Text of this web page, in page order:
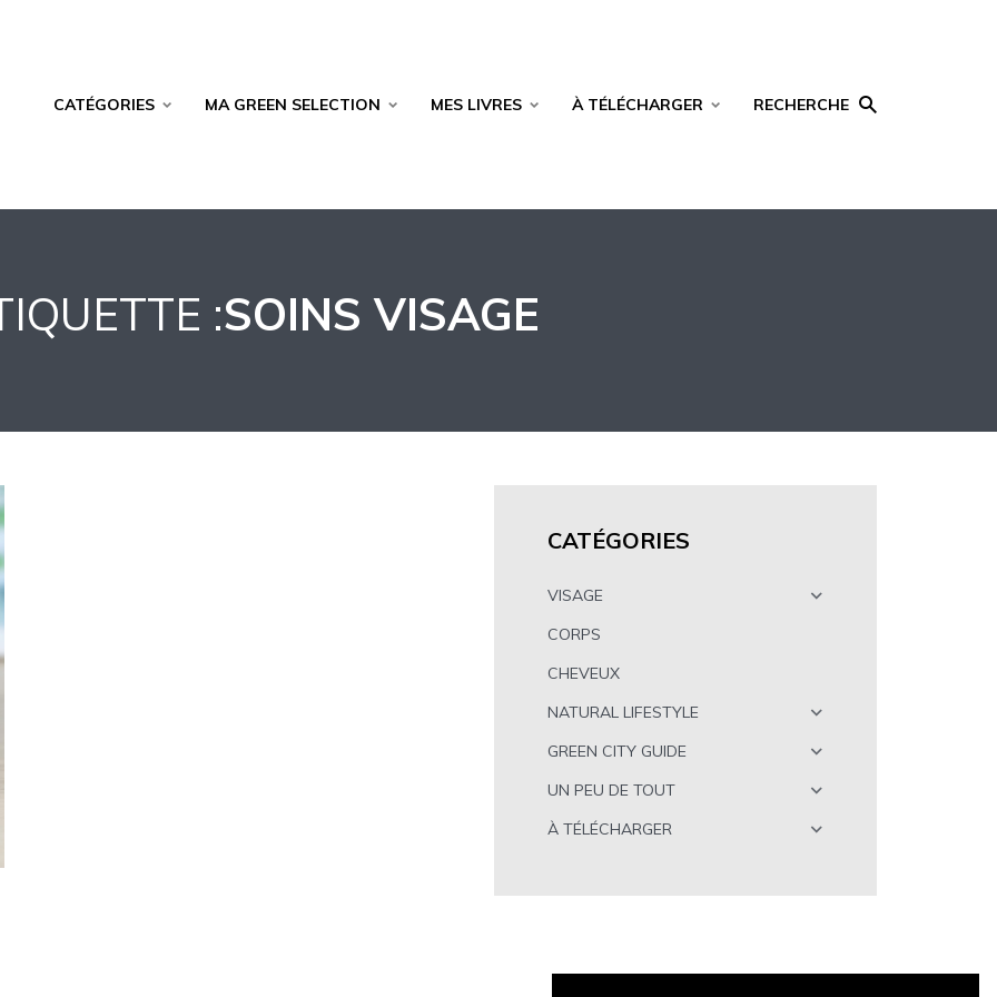
CATÉGORIES MA GREEN SELECTION MES LIVRES À TÉLÉCHARGER RECHERCHE
:SOINS VISAGE
CATÉGORIES
VISAGE
CORPS
CHEVEUX
NATURAL LIFESTYLE
GREEN CITY GUIDE
UN PEU DE TOUT
À TÉLÉCHARGER